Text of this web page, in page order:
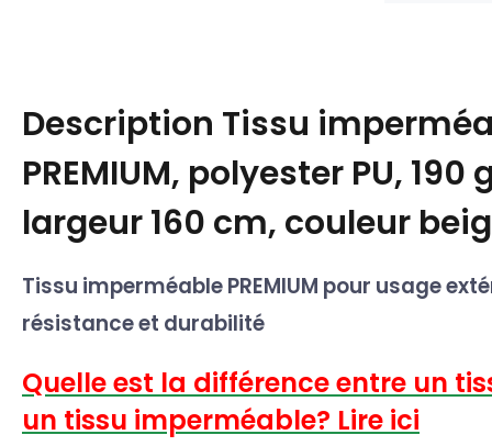
Description Tissu
PREMIUM, polyester PU, 190
largeur 160 cm, couleur
Tissu imperméable PREMIUM pour usage
résistance et durabilité
Quelle est la différence entre un
un tissu imperméable? Lire ici